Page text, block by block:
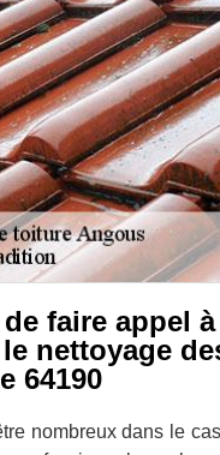
faire appel
nettoyage
64190
nombreux dans le